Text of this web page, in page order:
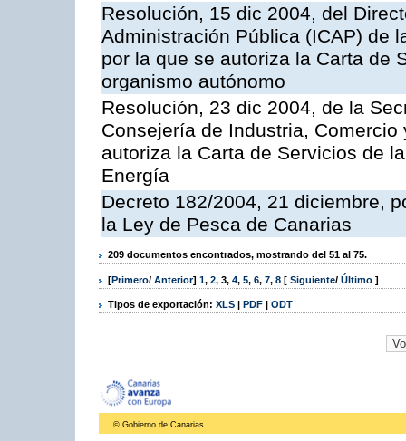
Resolución, 15 dic 2004, del
Administración Pública (ICAP) de
por la que se autoriza la Carta de
organismo autónomo
Resolución, 23 dic 2004, de la
Consejería de Industria,
autoriza la Carta de Servicios de
Energía
Decreto 182/2004, 21 diciembre,
la Ley de Pesca de Canarias
209 documentos encontrados, mostrando del 51 al 75.
[Primero/ Anterior] 1, 2, 3, 4, 5, 6, 7, 8 [ Siguiente/ Último ]
Tipos de exportación: XLS | PDF | ODT
© Gobierno de Canarias